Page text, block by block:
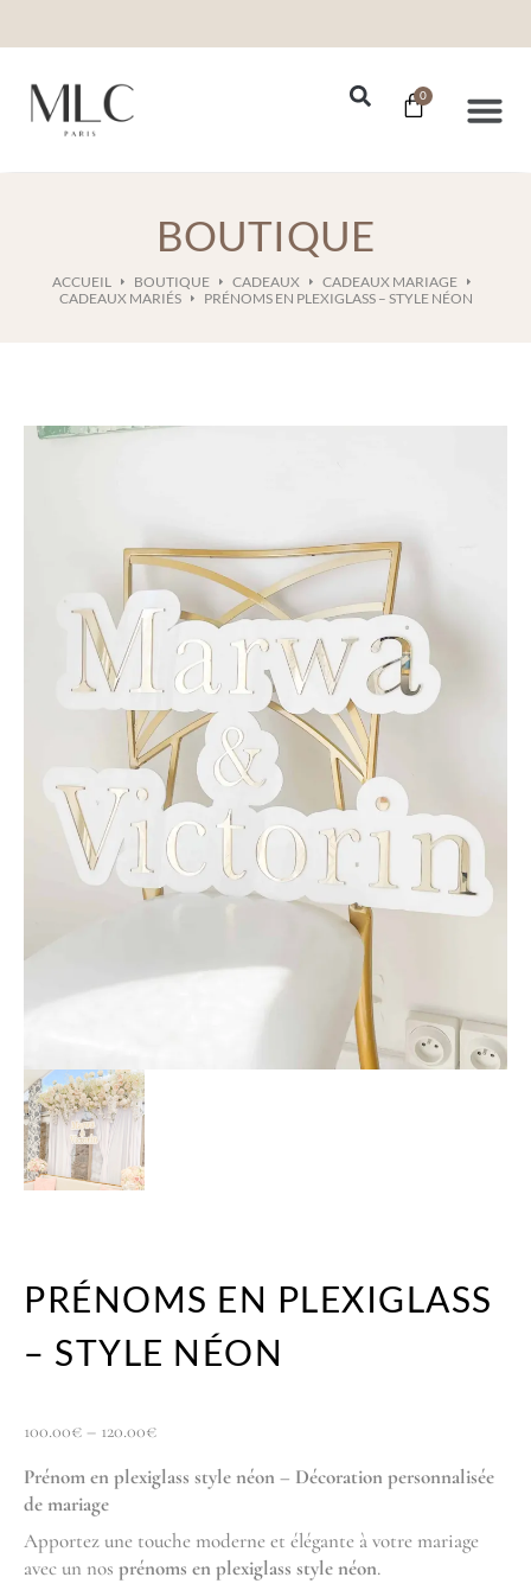
0
BOUTIQUE
ACCUEIL BOUTIQUE CADEAUX
CADEAUX MARIAGE
CADEAUX MARIÉS
PRÉNOMS EN PLEXIGLASS – STYLE NÉON
PRÉNOMS EN PLEXIGLASS
– STYLE NÉON
100.00€ – 120.00€
Prénom en plexiglass style néon – Décoration personnalisée
de mariage
Apportez une touche moderne et élégante à votre mariage
avec un nos prénoms en plexiglass style néon.